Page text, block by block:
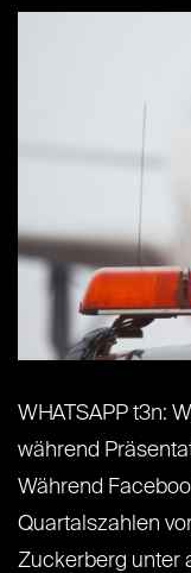
WHATSAPP t3n:
während
Während
Quartalszahlen
Zuckerberg unter